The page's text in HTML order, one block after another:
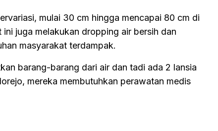
mulai 30 cm hingga mencapai 80 cm di
juga melakukan dropping air bersih dan
masyarakat terdampak.
barang-barang dari air dan tadi ada 2 lansia
mereka membutuhkan perawatan medis